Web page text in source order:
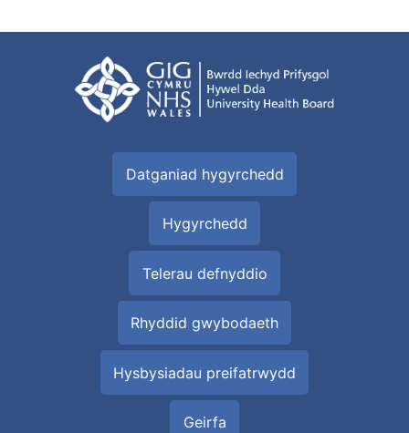
Datganiad hygyrchedd
Hygyrchedd
Telerau defnyddio
Rhyddid gwybodaeth
Hysbysiadau preifatrwydd
Geirfa